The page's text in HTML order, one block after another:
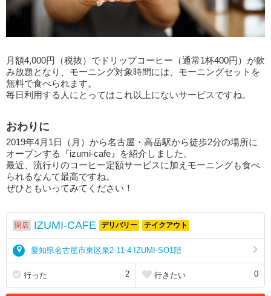
月額4,000円（税抜）でドリップコーヒー（通常1杯400円）が飲
み放題となり、モーニング対象時間には、モーニングセットを
無料で食べられます。
毎日利用する人にとってはこれ以上にないサービスですね。
おわりに
2019年4月1日（月）から名古屋・高岳駅から徒歩2分の場所に
オープンする『izumi-cafe』を紹介しました。
最近、流行りのコーヒー定額サービスに加えモーニングも食べ
られるなんて最高ですね。
ぜひともいってみてください！
閉店 IZUMI-CAFE デリバリー テイクアウト
愛知県名古屋市東区泉2-11-4 IZUMI-SO1階
行った 2 行きたい 0